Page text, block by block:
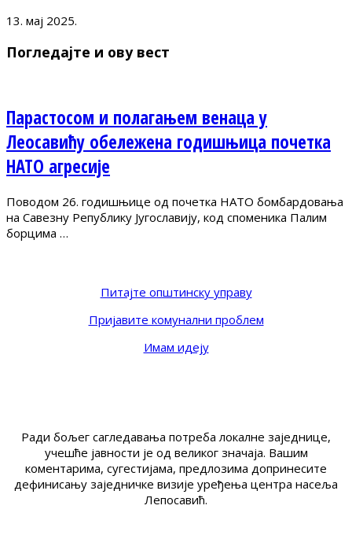
13. мај 2025.
Погледајте и ову вест
Парастосом и полагањем венаца у
Леосавићу обележена годишњица почетка
НАТО агресије
Поводом 26. годишњице од почетка НАТО бомбардовања
на Савезну Републику Југославију, код споменика Палим
борцима …
Питајте општинску управу
Пријавите комунални проблем
Имам идеју
Ради бољег сагледавања потреба локалне заједнице,
учешће јавности је од великог значаја. Вашим
коментарима, сугестијама, предлозима допринесите
дефинисању заједничке визије уређења центра насеља
Лепосавић.